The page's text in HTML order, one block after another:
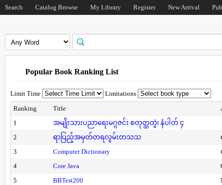
Search Catalog Browse My Library Register New Arrival
Popular Book Ranking List
Limit Time
Limitations
Ranking
Title
1
အမျိုးသားပညာရေးမဂ္ဂဇင်း စတုတ္ထတွဲ၊ နံပါတ် ၄
2
ရာပြည့်အမှတ်တရလွမ်းတသသ
3
Computer Dictionary
4
Core Java
5
BBTest200